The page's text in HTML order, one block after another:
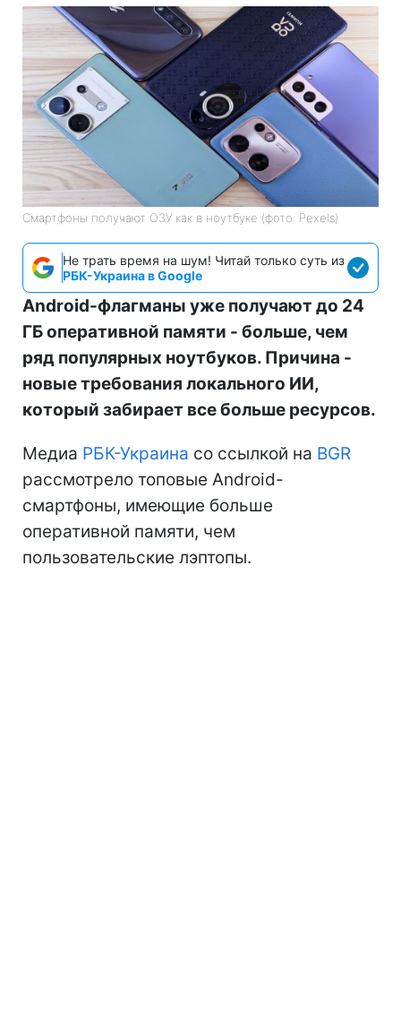
Смартфоны получают ОЗУ как в ноутбуке (фото: Pexels)
Не трать время на шум! Читай только суть из
РБК-Украина в Google
Android-флагманы уже получают до 24
ГБ оперативной памяти - больше, чем
ряд популярных ноутбуков. Причина -
новые требования локального ИИ,
который забирает все больше ресурсов.
Медиа РБК-Украина со ссылкой на BGR
рассмотрело топовые Android-
смартфоны, имеющие больше
оперативной памяти, чем
пользовательские лэптопы.